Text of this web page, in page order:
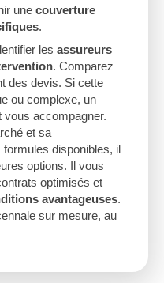
une couverture
.
les assureurs
. Comparez
des devis. Si cette
ou complexe, un
vous accompagner.
et sa
disponibles, il
options. Il vous
optimisés et
avantageuses.
sur mesure, au